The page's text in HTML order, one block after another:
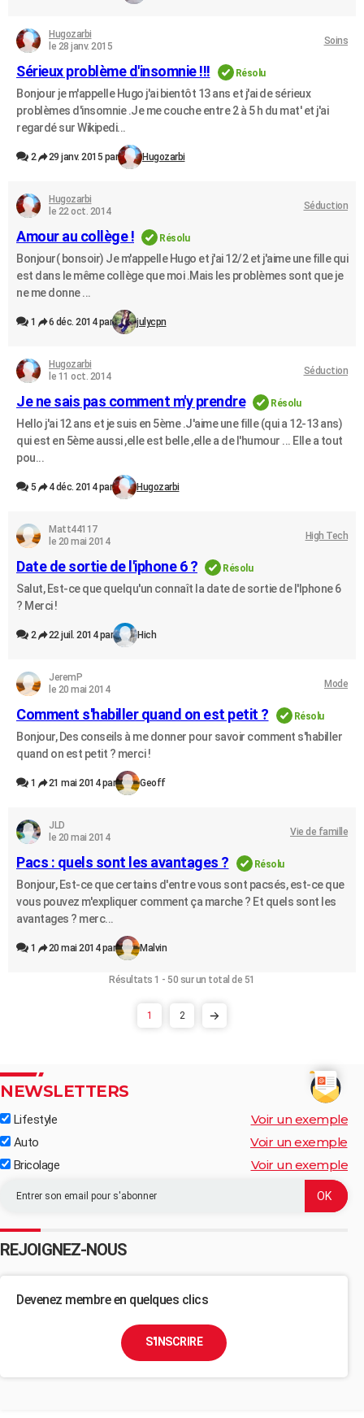
Hugozarbi
le 28 janv. 2015
Soins
Sérieux problème d'insomnie !!! Résolu
Bonjour je m'appelle Hugo j'ai bientôt 13 ans et j'ai de sérieux
problèmes d'insomnie .Je me couche entre 2 à 5 h du mat' et j'ai
regardé sur Wikipedi...
2 29 janv. 2015 par Hugozarbi
Hugozarbi
le 22 oct. 2014
Séduction
Amour au collège ! Résolu
Bonjour( bonsoir) Je m'appelle Hugo et j'ai 12/2 et j'aime une fille qui
est dans le même collège que moi .Mais les problèmes sont que je
ne me donne ...
1 6 déc. 2014 par julycpn
Hugozarbi
le 11 oct. 2014
Séduction
Je ne sais pas comment m'y prendre Résolu
Hello j'ai 12 ans et je suis en 5ème .J'aime une fille (qui a 12-13 ans)
qui est en 5ème aussi ,elle est belle ,elle a de l'humour ... Elle a tout
pou...
5 4 déc. 2014 par Hugozarbi
Matt44117
le 20 mai 2014
High Tech
Date de sortie de l'iphone 6 ? Résolu
Salut, Est-ce que quelqu'un connaît la date de sortie de l'Iphone 6
? Merci !
2 22 juil. 2014 par Hich
JeremP
le 20 mai 2014
Mode
Comment s'habiller quand on est petit ? Résolu
Bonjour, Des conseils à me donner pour savoir comment s'habiller
quand on est petit ? merci !
1 21 mai 2014 par Geoff
JLD
le 20 mai 2014
Vie de famille
Pacs : quels sont les avantages ? Résolu
Bonjour, Est-ce que certains d'entre vous sont pacsés, est-ce que
vous pouvez m'expliquer comment ça marche ? Et quels sont les
avantages ? merc...
1 20 mai 2014 par Malvin
Résultats 1 - 50 sur un total de 51
1 2
NEWSLETTERS
Lifestyle Voir un exemple
Auto Voir un exemple
Bricolage Voir un exemple
REJOIGNEZ-NOUS
Devenez membre en quelques clics
S'INSCRIRE